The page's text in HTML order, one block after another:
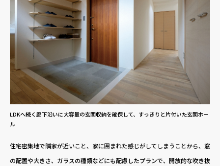
LDKへ続く廊下沿いに大容量の玄関収納を確保して、すっきりと片付いた玄関ホー
ル
住宅密集地で隣家が近いこと、家に囲まれた感じがしてしまうことから、窓
の配置や大きさ、ガラスの種類などにも配慮したプランで、開放的な吹き抜